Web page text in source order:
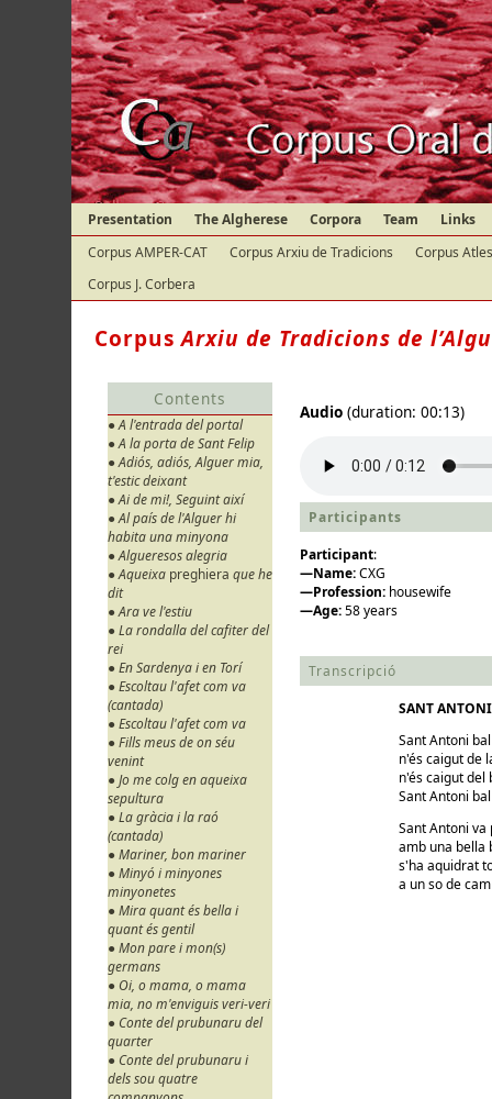
Presentation The Algherese Corpora Team
Links
Corpus AMPER-CAT
Corpus Arxiu de Tradicions
Corpus
Corpus J. Corbera
CorpusArxiu de Tradicions de
Contents
● A l'entrada del portal
● A la porta de Sant Felip
● Adiós, adiós, Alguer mia,
t'estic deixant
● Ai de mi!, Seguint així
● Al país de l'Alguer hi
habita una minyona
● Algueresos alegria
● Aqueixa preghiera que he
dit
● Ara ve l'estiu
● La rondalla del cafiter del
rei
● En Sardenya i en Torí
● Escoltau l'afet com va
(cantada)
● Escoltau l'afet com va
● Fills meus de on séu
venint
● Jo me colg en aqueixa
sepultura
● La gràcia i la raó
(cantada)
● Mariner, bon mariner
● Minyó i minyones
minyonetes
● Mira quant és bella i
quant és gentil
● Mon pare i mon(s)
germans
● Oi, o mama, o mama
mia, no m'enviguis veri-veri
● Conte del prubunaru del
quarter
● Conte del prubunaru i
dels sou quatre
Audio (duration: 00:13)
Participants
Participant:
—Name:CXG
—Profession: housewife
—Age:58 years
Transcripció
SANT
Sant Antoni
n'és caigut de
n'és caigut del
Sant Antoni
Sant Antoni va
amb una bella
s'ha aquidrat
a un so de